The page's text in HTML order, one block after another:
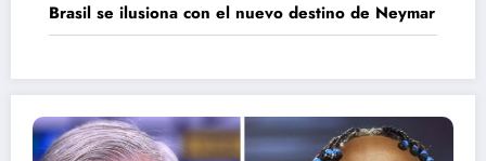
Brasil se ilusiona con el nuevo destino de Neymar